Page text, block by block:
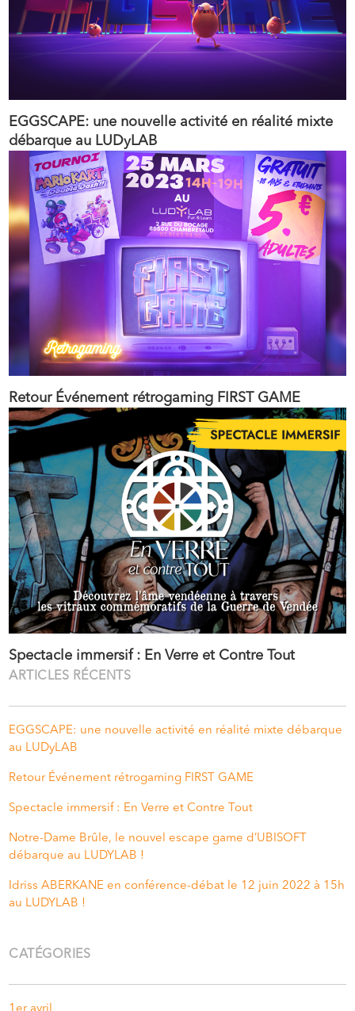
EGGSCAPE: une nouvelle activité en réalité mixte
débarque au LUDyLAB
Retour Événement rétrogaming FIRST GAME
Spectacle immersif : En Verre et Contre Tout
ARTICLES RÉCENTS
EGGSCAPE: une nouvelle activité en réalité mixte débarque
au LUDyLAB
Retour Événement rétrogaming FIRST GAME
Spectacle immersif : En Verre et Contre Tout
Notre-Dame Brûle, le nouvel escape game d’UBISOFT
débarque au LUDYLAB !
Idriss ABERKANE en conférence-débat le 12 juin 2022 à 15h
au LUDYLAB !
CATÉGORIES
1er avril